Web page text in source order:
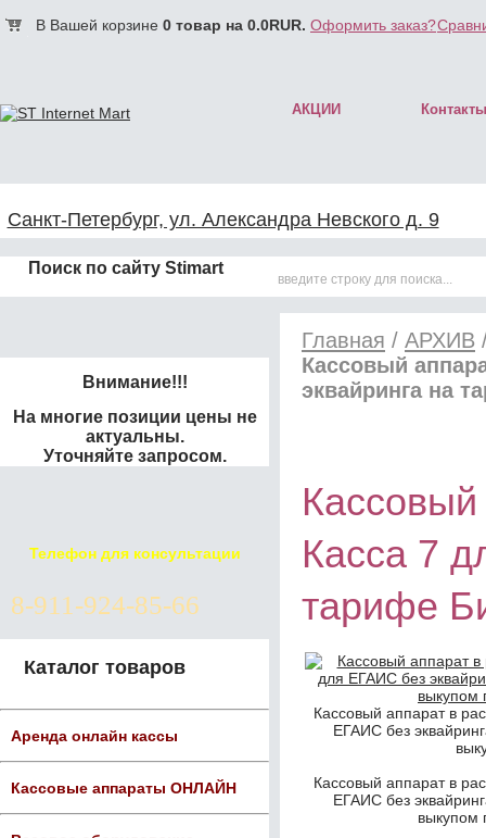
В Вашей корзине 0 товар на 0.0RUR. Оформить заказ?
АКЦИИ Контакты
Санкт-Петербург, ул. Александра Невского д. 9
Поиск по сайту Stimart
Внимание!!!
На многие позиции цены не
актуальны.
Уточняйте запросом.
Телефон для консультации
8-911-924-85-66
Каталог товаров
Аренда онлайн кассы
Кассовые аппараты ОНЛАЙН
Главная / АРХИВ
Кассовый
эквайринга на
Касса 7
тарифе
Кассовый аппарат в
ЕГАИС без
Кассовый аппарат в
ЕГАИС без
выкупом